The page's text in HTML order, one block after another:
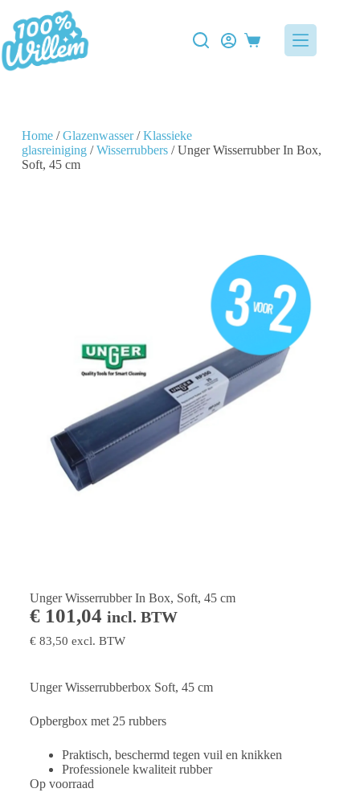
Home/Glazenwasser/Klassieke
glasreiniging/Wisserrubbers/ Unger Wisserrubber In Box,
Soft, 45 cm
Unger Wisserrubber In Box, Soft, 45 cm
€101,04 incl. BTW
€83,50 excl. BTW
Unger Wisserrubberbox Soft, 45 cm
Opbergbox met 25 rubbers
Praktisch, beschermd tegen vuil en knikken
Professionele kwaliteit rubber
Op voorraad